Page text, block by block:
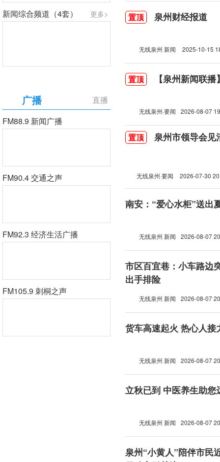
更多>
新闻综合频道（4套）
直播
广播
FM88.9 新闻广播
FM90.4 交通之声
FM92.3 经济生活广播
FM105.9 刺桐之声
置顶 泉州财经报道
无线泉州 新闻 2025-10-15
置顶 【泉州新闻联
无线泉州·要闻 2026-08-07
置顶 泉州市领导会见
无线泉州·要闻 2026-07-30
南安：“爱心水柜”送出
无线泉州 新闻 2026-08-07
市区百宜巷：小车路边
出手排险
无线泉州 新闻 2026-08-07
货车高速起火 热心人接
无线泉州 新闻 2026-08-07
立秋已到 中医养生助您
无线泉州 新闻 2026-08-07
泉州“小黄人”陪伴市民